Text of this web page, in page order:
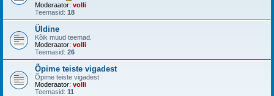
Moderaator: volli
Teemasid: 18
Üldine
Kõik muud teemad.
Moderaator: volli
Teemasid: 26
Õpime teiste vigadest
Õpime teiste vigadest
Moderaator: volli
Teemasid: 11